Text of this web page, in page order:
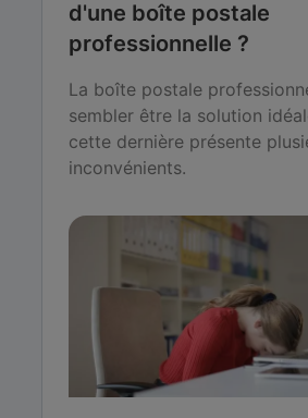
d'une boîte postale
professionnelle ?
La boîte postale
sembler être la solution
cette dernière présente
inconvénients.